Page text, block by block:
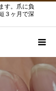
す。爪に負
３ヶ月で深